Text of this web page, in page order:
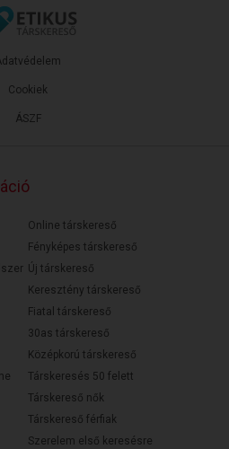
ÁSZF
Cookiek
Online társkereső
Fényképes társkereső
Új társkereső
Keresztény társkereső
Fiatal társkereső
30as társkereső
Középkorú társkereső
Társkeresés 50 felett
Társkereső nők
Társkereső férfiak
Szerelem első keresésre